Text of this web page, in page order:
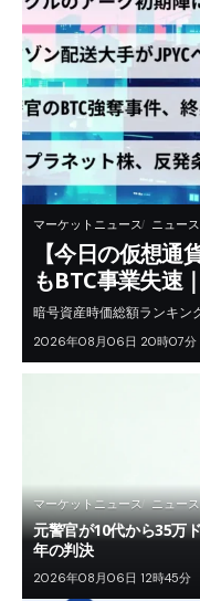
マーケットニュース ニュース
【今日の仮想
もBTC事業失速
暗号資産時価総額ランキ
2026年08月06日 20時07分
マーケットニュース ニュース
元警官が10代から35万
年の判決
2026年08月06日 12時45分